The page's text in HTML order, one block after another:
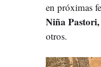
en próximas
Niña
otros.